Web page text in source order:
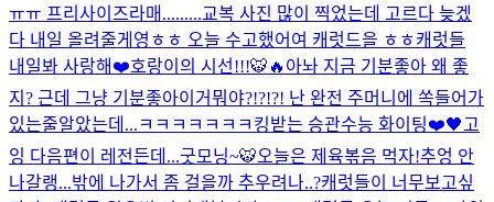
ㅠㅠ 프리사이즈라매.........교복 사진 많이 찍었는데 고르다 늦겠
다 내일 올려줄게영ㅎㅎ 오늘 수고했어여 캐럿드을 ㅎㅎ캐럿들
내일봐 사랑해❤️호랑이의 시선!!!🐯🔥 아놔 지금 기분좋아 왜 좋
지? 근데 그냥 기분좋아이거뭐야?!?!?! 난 완전 주머니에 쏙들어가
있는줄알았는데...ㅋㅋㅋㅋㅋㅋㅋ 킹받는 승관수능 화이팅❤️🖤 고
잉 다음편이 레전든데...굿모닝~🐯오늘은 제육볶음 먹자!추엉 안
나갈랭...밖에 나가서 좀 걸을까 추우려나..?캐럿들이 너무보고싶